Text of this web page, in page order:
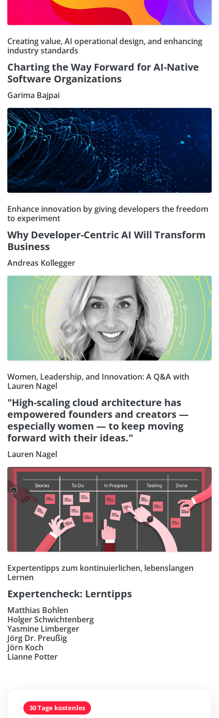
Creating value, AI operational design, and enhancing
industry standards
Charting the Way Forward for AI-Native
Software Organizations
Garima Bajpai
Enhance innovation by giving developers the freedom
to experiment
Why Developer-Centric AI Will Transform
Business
Andreas Kollegger
Women, Leadership, and Innovation: A Q&A with
Lauren Nagel
"High-scaling cloud architecture has
empowered founders and creators —
especially women — to keep moving
forward with their ideas."
Lauren Nagel
Expertentipps zum kontinuierlichen, lebenslangen
Lernen
Expertencheck: Lerntipps
Matthias Bohlen
Holger Schwichtenberg
Yasmine Limberger
Jörg Dr. Preußig
Jörn Koch
Lianne Potter
30 Tage kostenlos